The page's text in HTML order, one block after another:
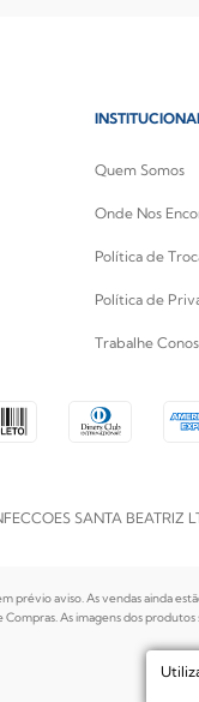
Quem Somos
Onde Nos
Política de
Política de
Trabalhe
SANTA
prévio aviso. As vendas ainda
As imagens dos